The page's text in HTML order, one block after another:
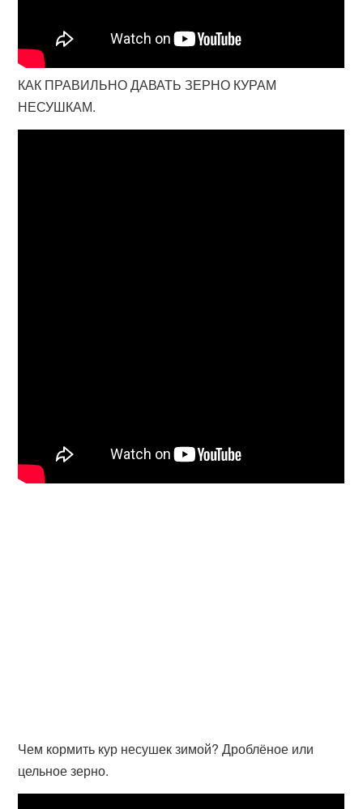
КАК ПРАВИЛЬНО ДАВАТЬ ЗЕРНО КУРАМ
НЕСУШКАМ.
Чем кормить кур несушек зимой? Дроблёное или
цельное зерно.